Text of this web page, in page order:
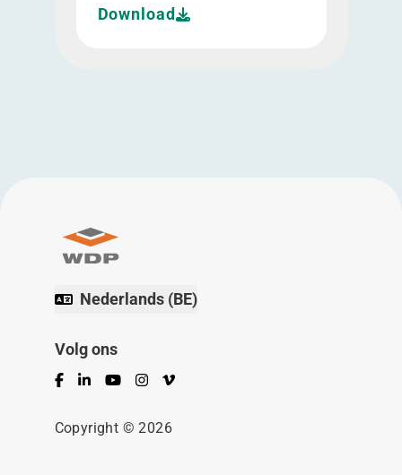
Download
Nederlands (BE)
Volg ons
Facebook
LinkedInYouTubeInstagram
Vimeo
Copyright © 2026